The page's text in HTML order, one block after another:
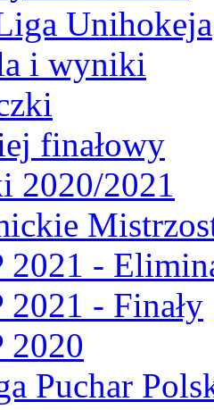
Unihokeja
i wyniki
finałowy
2020/2021
2021 -
- Finały
2020
Puchar